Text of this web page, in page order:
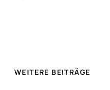
WEITERE BEITRÄGE